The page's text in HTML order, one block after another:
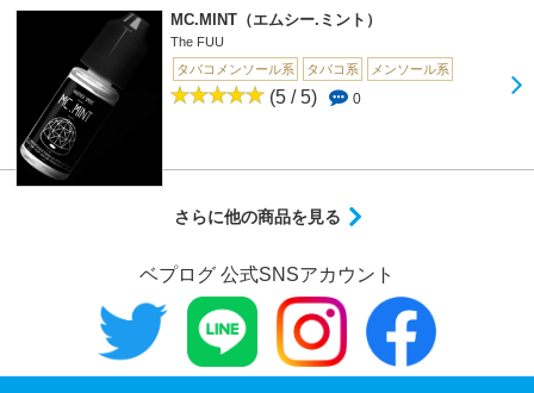
MC.MINT（エムシー.ミント）
The FUU
タバコメンソール系
タバコ系 メンソール系
(5 / 5) 0
さらに他の商品を見る
ベプログ 公式SNSアカウント